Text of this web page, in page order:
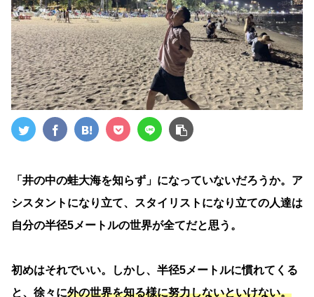
「井の中の蛙大海を知らず」になっていないだろうか。ア
シスタントになり立て、スタイリストになり立ての人達は
自分の半径5メートルの世界が全てだと思う。
初めはそれでいい。しかし、半径5メートルに慣れてくる
と、徐々に外の世界を知る様に努力しないといけない。